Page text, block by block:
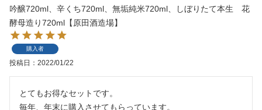
吟醸720ml、辛くち720ml、無垢純米720ml、しぼりたて本生 花
酵母造り720ml【原田酒造場】
購入者
投稿日 2022/01/22
とてもお得なセットです。
毎年、年末に購入させてもらっています。